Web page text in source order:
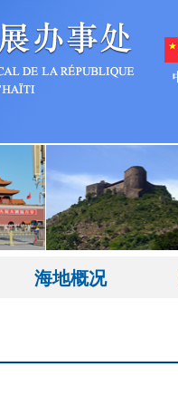
海地概况